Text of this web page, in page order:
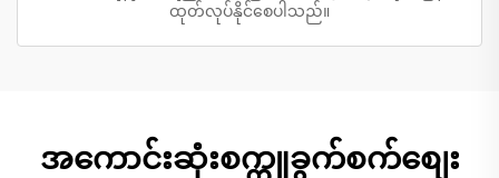
ထုတ်လုပ်နိုင်စေပါသည်။
အကောင်းဆုံးစက္ကူခွက်စက်စျေး